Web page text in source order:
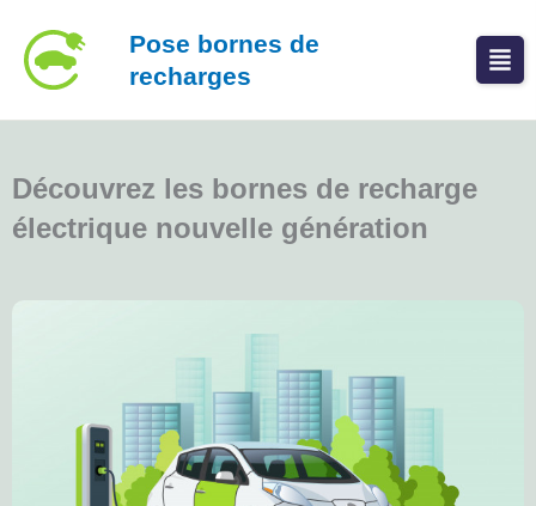
contenu
Pose bornes de
recharges
Découvrez les bornes de recharge
électrique nouvelle génération